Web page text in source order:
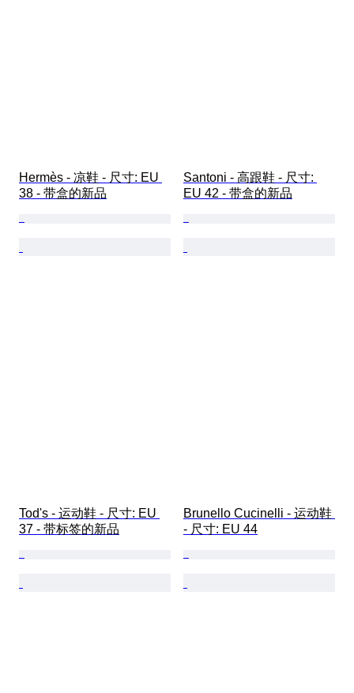
Hermès - 凉鞋 - 尺寸: EU
38 - 带盒的新品
Santoni - 高跟鞋 - 尺寸:
EU 42 - 带盒的新品
Tod's - 运动鞋 - 尺寸: EU
37 - 带标签的新品
Brunello Cucinelli - 运动鞋
- 尺寸: EU 44